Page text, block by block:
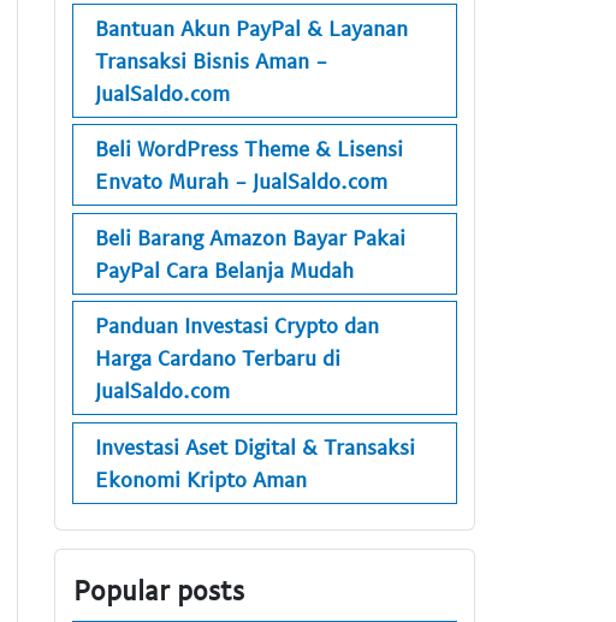
Bantuan Akun PayPal & Layanan
Transaksi Bisnis Aman -
JualSaldo.com
Beli WordPress Theme & Lisensi
Envato Murah - JualSaldo.com
Beli Barang Amazon Bayar Pakai
PayPal Cara Belanja Mudah
Panduan Investasi Crypto dan
Harga Cardano Terbaru di
JualSaldo.com
Investasi Aset Digital & Transaksi
Ekonomi Kripto Aman
Popular posts